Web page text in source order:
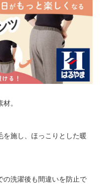
。
を施し、ほっこりとした暖
の洗濯後も間違いを防止で